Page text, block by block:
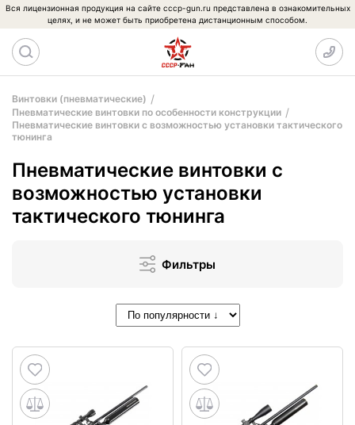
Вся лицензионная продукция на сайте cccp-gun.ru представлена в ознакомительных
целях, и не может быть приобретена дистанционным способом.
Винтовки (пневматические)
Пневматические винтовки по особенности конструкции
Пневматические винтовки с возможностью установки тактического
тюнинга
Пневматические винтовки с
возможностью установки
тактического тюнинга
Фильтры